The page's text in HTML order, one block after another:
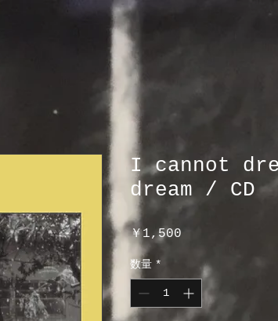
I cannot
dream / CD
￥1,500
数量 *